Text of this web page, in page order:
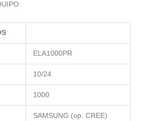
ELA1000PR
10/24
1000
SAMSUNG (op. CREE)